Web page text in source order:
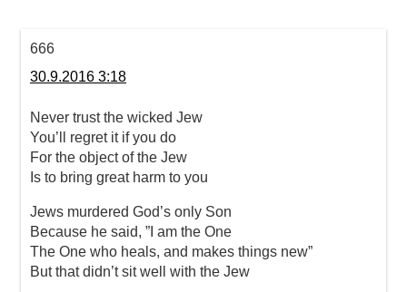
666
30.9.2016 3:18
Never trust the wicked Jew
You’ll regret it if you do
For the object of the Jew
Is to bring great harm to you
Jews murdered God’s only Son
Because he said, ”I am the One
The One who heals, and makes things new”
But that didn’t sit well with the Jew